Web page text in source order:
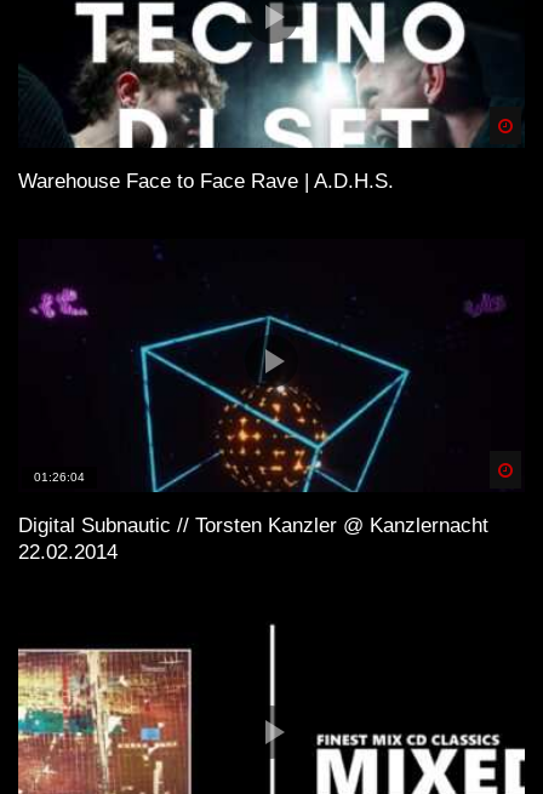
unterstützen. Definitiv solltest Du Auftritte besuchen
und wenn Du einen Plattespieler hast, kaufe die besten
Tracks auf Vinyl!
Warehouse Face to Face Rave | A.D.H.S.
01:26:04
Digital Subnautic // Torsten Kanzler @ Kanzlernacht
22.02.2014